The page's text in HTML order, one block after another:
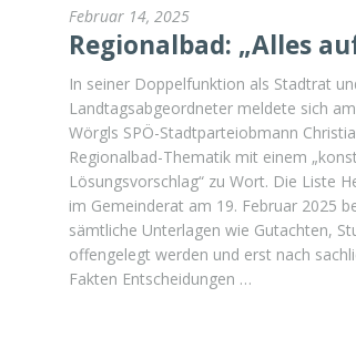
Februar 14, 2025
Regionalbad: „Alles
In seiner Doppelfunktion als Stadtrat
Landtagsabgeordneter meldete sich
Wörgls SPÖ-Stadtparteiobmann
Regionalbad-Thematik mit einem
Lösungsvorschlag“ zu Wort. Die Liste
im Gemeinderat am 19. Februar 2025
sämtliche Unterlagen wie Gutachten,
offengelegt werden und erst nach
Fakten Entscheidungen …